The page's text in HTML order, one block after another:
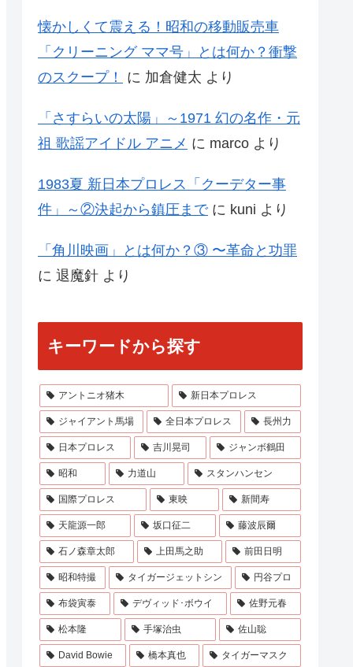
懐かしくて震える！昭和の移動販売車
「クリーニング ママ号」とは何か？衝撃
のスクープ！
に 加倉健太 より
「さすらいの太陽」～1971 幻の名作・元
祖 歌謡アイドル アニメ に marco より
1983夏 新日本プロレス「クーデター事
件」～②決起から鎮圧までに kuni より
「角川映画」とは何か？③ 〜革命と功罪
に 退魔針 より
キーワードから探す
アントニオ猪木 新日本プロレス
ジャイアント馬場 全日本プロレス 長州力
日本プロレス 吉川晃司 ジャンボ鶴田
昭和 力道山 スタンハンセン
国際プロレス 東映 新間寿
天龍源一郎 坂口征二 藤波辰爾
石ノ森章太郎 上田馬之助 前田日明
昭和特撮 タイガージェットシン 円谷プロ
布袋寅泰 デヴィッド･ボウイ 佐野元春
松本隆 手塚治虫 佐山聡
David Bowie 橋本真也 タイガーマスク